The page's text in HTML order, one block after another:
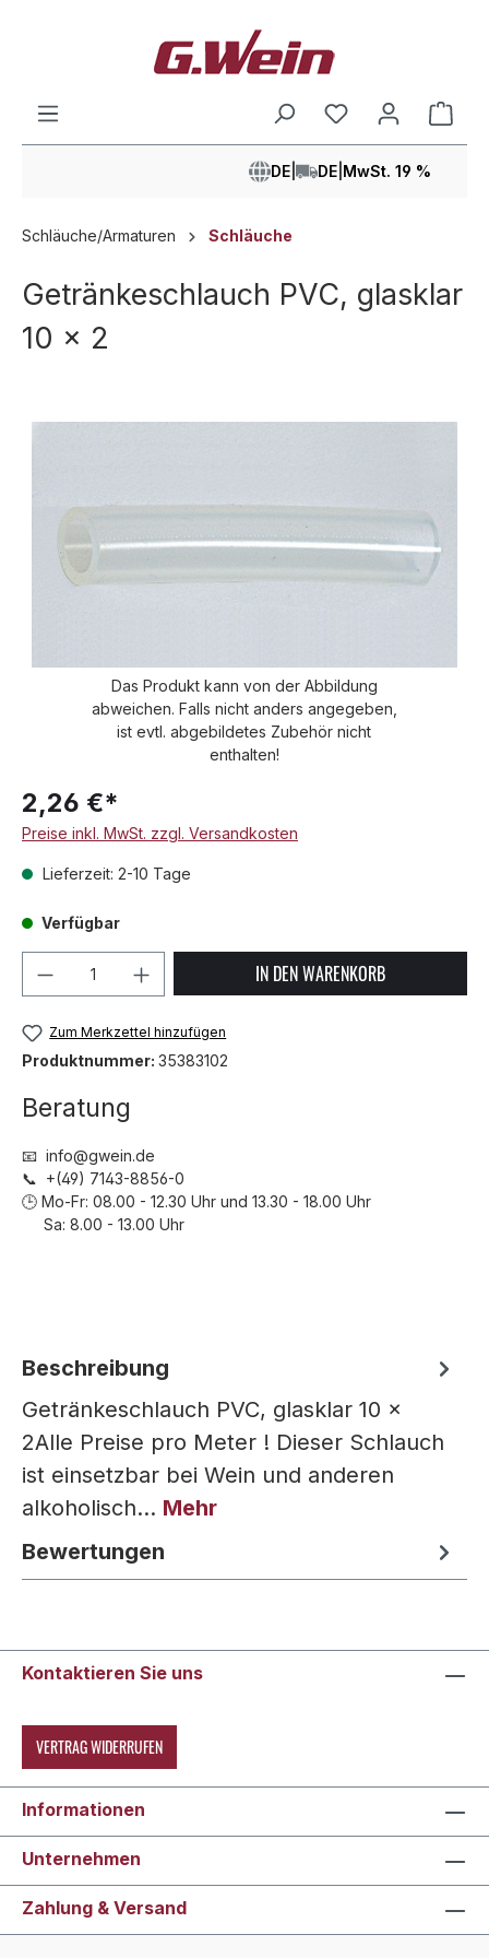
DE DE MwSt. 19 %
Schläuche/Armaturen Schläuche
Getränkeschlauch PVC, glasklar
10 x 2
Das Produkt kann von der Abbildung
abweichen. Falls nicht anders angegeben,
ist evtl. abgebildetes Zubehör nicht
enthalten!
2,26 €*
Preise inkl. MwSt. zzgl. Versandkosten
Lieferzeit: 2-10 Tage
Verfügbar
Produkt Anzahl: Gib denIN DEN WARENKORB
Zum Merkzettel hinzufügen
Produktnummer: 35383102
Beratung
📧 info@gwein.de
📞 +(49) 7143-8856-0
🕒 Mo-Fr: 08.00 - 12.30 Uhr und 13.30 - 18.00 Uhr
Sa: 8.00 - 13.00 Uhr
Beschreibung
Getränkeschlauch PVC, glasklar 10 x
2Alle Preise pro Meter ! Dieser Schlauch
ist einsetzbar bei Wein und anderen
alkoholisch… Mehr
Bewertungen
Kontaktieren Sie uns
VERTRAG WIDERRUFEN
Informationen
Unternehmen
Zahlung & Versand